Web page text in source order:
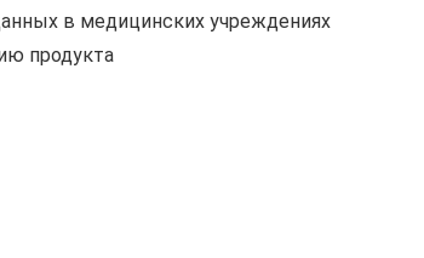
в медицинских учреждениях
продукта